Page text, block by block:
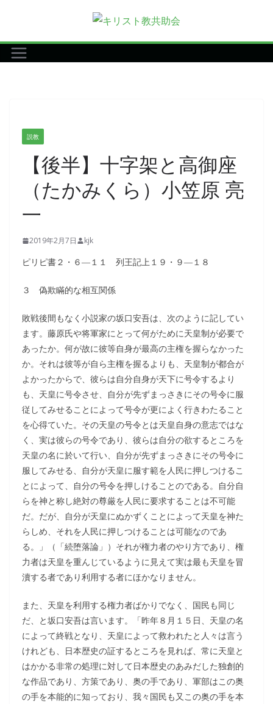
テ
ン
説教
【後半】十字架と高御座
（たかみくら）小笠原 亮
一
2019年2月7日 kjk
ピリピ書２・６―１１ 列王記上１９・９―１８
３ 偽欺瞞的な相互関係
敗戦後間もなく小説家の坂口安吾は、次のように記してい
ます。藤原氏や将軍家にとって何がために天皇制が必要で
あったか。何が故に彼等自身が最高の主権を握らなかった
か。それは彼等が自ら主権を握るよりも、天皇制が都合が
よかったからで、彼らは自分自身が天下に号令するより
も、天皇に号令させ、自分が先ずまっさきにその号令に服
従してみせることによって号令が更によく行きわたること
を心得ていた。その天皇の号令とは天皇自身の意志ではな
く、実は彼らの号令であり、彼らは自分の欲するところを
天皇の名に於いて行い、自分が先ずまっさきにその号令に
服してみせる、自分が天皇に服す範を人民に押しつけるこ
とによって、自分の号令を押しけることのである。自分自
らを神と称し絶対の尊厳を人民に要求することは不可能
だ。だが、自分が天皇にぬかずくことによって天皇を神た
らしめ、それを人民に押しつけることは可能なのであ
る。」（「続堕落論」）それが権力者のやり方であり、権
力者は天皇を重んじているように見えて実は最も天皇を冒
瀆する者であり利用する者にほかなりません。
また、天皇を利用する権力者ばかりでなく、国民も同じ
だ、と坂口安吾は言います。「昨年８月１５日、天皇の名
によって終戦となり、天皇によって救われたと人々は言う
けれども、日本歴史の証するところを見れば、常に天皇と
はかかる非常の処理に対して日本歴史のあみだした独創的
な作品であり、方策であり、奥の手であり、軍部はこの奥
の手を本能的に知っており、我々国民も又この奥の手を本